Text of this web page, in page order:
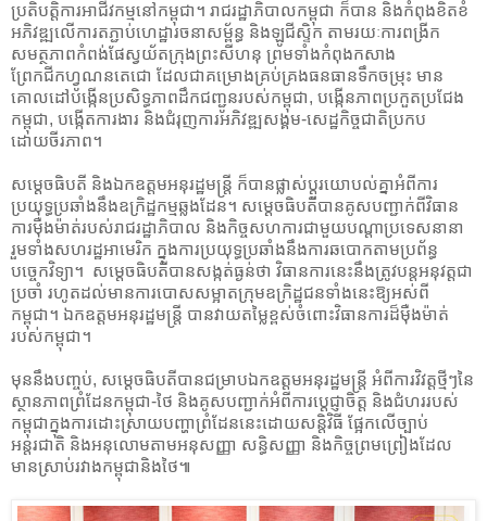
ប្រតិបត្តិការអាជីវកម្មនៅកម្ពុជា។ រាជរដ្ឋាភិបាលកម្ពុជា​ ក៏បាន និងកំពុងខិតខំ
អភិវឌ្ឍលើការតភ្ជាប់ហេដ្ឋារចនាសម្ព័ន្ធ និងឡូជីស្ទិក តាមរយៈការពង្រីក
សមត្ថភាពកំពង់ផែស្វយ័តក្រុងព្រះសីហនុ ព្រមទាំងកំពុងកសាង
ព្រែកជីកហ្វូណនតេជោ ដែលជាគម្រោងគ្រប់គ្រងធនធានទឹកចម្រុះ មាន
គោលដៅបង្កើនប្រសិទ្ធភាពដឹកជញ្ជូនរបស់កម្ពុជា, បង្កើនភាពប្រកួតប្រជែង
កម្ពុជា, បង្កើតការងារ និងជំរុញការអភិវឌ្ឍសង្គម-សេដ្ឋកិច្ចជាតិប្រកប
ដោយចីរភាព។
សម្ដេចធិបតី និងឯកឧត្តមអនុរដ្ឋមន្ត្រី ក៏បានផ្លាស់ប្ដូរយោបល់គ្នាអំពីការ
ប្រយុទ្ធប្រឆាំងនឹងឧក្រិដ្ឋកម្មឆ្លងដែន។ សម្ដេចធិបតីបានគូសបញ្ជាក់ពីវិធាន
ការម៉ឺងម៉ាត់របស់រាជរដ្ឋាភិបាល និង​កិច្ច​សហការ​ជាមួយបណ្តាប្រទេស​នានា​
រួមទាំងសហរដ្ឋអាមេរិក ក្នុងការប្រយុទ្ធប្រឆាំងនឹងការឆបោកតាមប្រព័ន្ធ
បច្ចេកវិទ្យា។ សម្តេចធិបតីបានសង្កត់ធ្ងន់ថា វិធានការនេះនឹងត្រូវបន្តអនុវត្តជា
ប្រចាំ រហូតដល់មានការបោសសម្អាតក្រុមឧក្រិដ្ឋជនទាំងនេះឱ្យអស់ពី
កម្ពុជា។​ ឯកឧត្តមអនុរដ្ឋមន្ត្រី បាន​វាយតម្លៃ​ខ្ពស់​ចំពោះវិធាន​ការ​ដ៏ម៉ឺងម៉ាត់
របស់​កម្ពុជា។
មុននឹង​បញ្ចប់,​ សម្ដេចធិបតីបានជម្រាបឯកឧត្តមអនុរដ្ឋមន្ត្រី អំពីការវិវត្តថ្មីៗនៃ
ស្ថានភាពព្រំដែនកម្ពុជា-ថៃ និងគូសបញ្ជាក់អំពីការប្តេជ្ញាចិត្ត និងជំហររបស់
កម្ពុជាក្នុងការដោះស្រាយបញ្ហាព្រំដែននេះដោយសន្តិវិធី ផ្អែកលើច្បាប់
អន្តរជាតិ និងអនុលោមតាមអនុសញ្ញា សន្ធិសញ្ញា និងកិច្ចព្រមព្រៀងដែល
មានស្រាប់រវាងកម្ពុជានិងថៃ៕